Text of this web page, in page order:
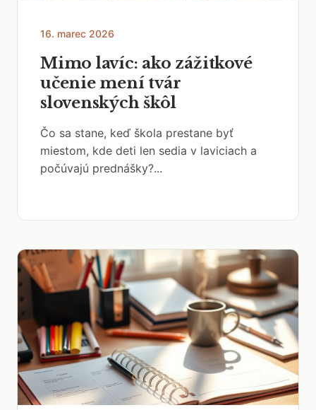
16. marec 2026
Mimo lavíc: ako zážitkové
učenie mení tvár
slovenských škôl
Čo sa stane, keď škola prestane byť
miestom, kde deti len sedia v laviciach a
počúvajú prednášky?...